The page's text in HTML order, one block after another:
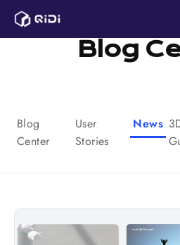
Pular
para
Blog
Blog
Center
User
Stories
News